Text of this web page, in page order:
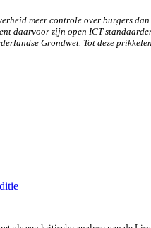
meer controle over burgers
daarvoor zijn open ICT-
Grondwet. Tot deze